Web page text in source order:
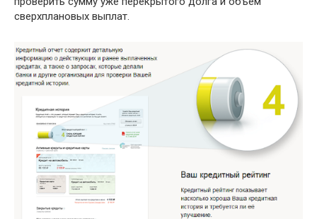
сверхплановых выплат.